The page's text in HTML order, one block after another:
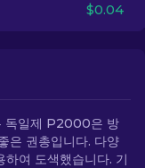
$0.04
독일제 P2000은 방
은 권총입니다. 다양
여 도색했습니다. 기